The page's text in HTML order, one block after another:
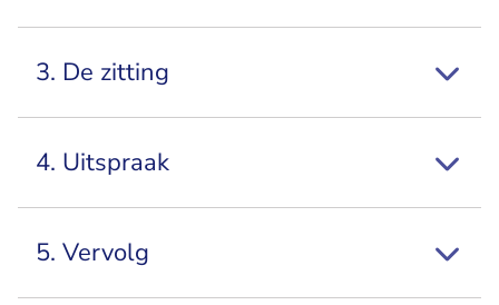
3. De zitting
4. Uitspraak
5. Vervolg